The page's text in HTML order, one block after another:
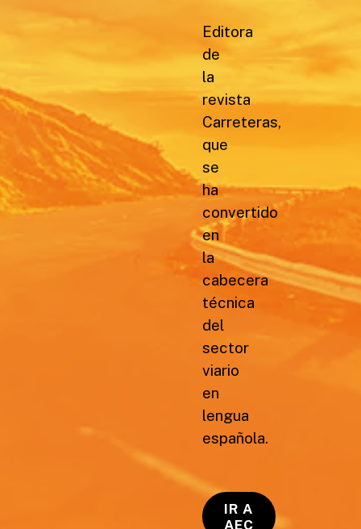
Editora
de
la
revista
Carreteras,
que
se
ha
convertido
en
la
cabecera
técnica
del
sector
viario
en
lengua
española.
IR A
AEC